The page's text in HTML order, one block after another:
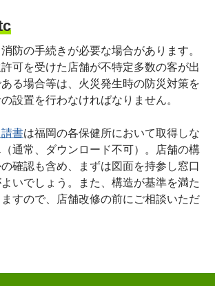
消防の手続き が必要な場合があります。
可を受けた店舗が不特定多数の客が出
る場合等は、火災発生時の防災対策を
設置を行わなければなりません。
書は福岡の各保健所において取得しな
通常、ダウンロード不可）。店舗の構
確認も含め、まずは図面を持参し窓口
いでしょう。また、構造が基準を満た
すので、店舗改修の前にご相談いただ